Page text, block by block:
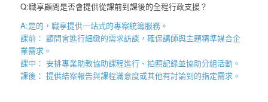
Q:職享顧問是否會提供從課前到課後的全程行政支援？
A:是的，職享提供一站式的專案統籌服務。
課前： 顧問會進行細緻的需求訪談，確保講師與主題精準媒合企
業需求。
課中： 安排專業助教協助課程進行、拍照記錄並協助分組活動。
課後： 提供結案報告與課程滿意度或其他有討論到的指定需求。